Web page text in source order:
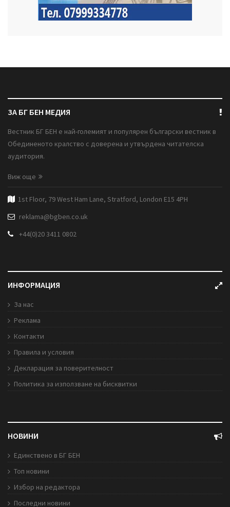
ЗА БГ БЕН МЕДИЯ
Вестник БГ БЕН е най-големият и популярен български вестник в
Обединеното кралство с доверена и утвърдена читателска
аудитория.
Виж още
1st Floor, 79 West Ham Lane, Stratford, London E15 4PH
reklama@bgben.co.uk
+44(0)20 3411 0802
ИНФОРМАЦИЯ
За нас
Реклама
Контакти
Правила и условия
Декларация за поверителност
Политика за използване на бисквитки
НОВИНИ
Единствено в БГ БЕН
Топ новини
Избор на редактора
Последни новини